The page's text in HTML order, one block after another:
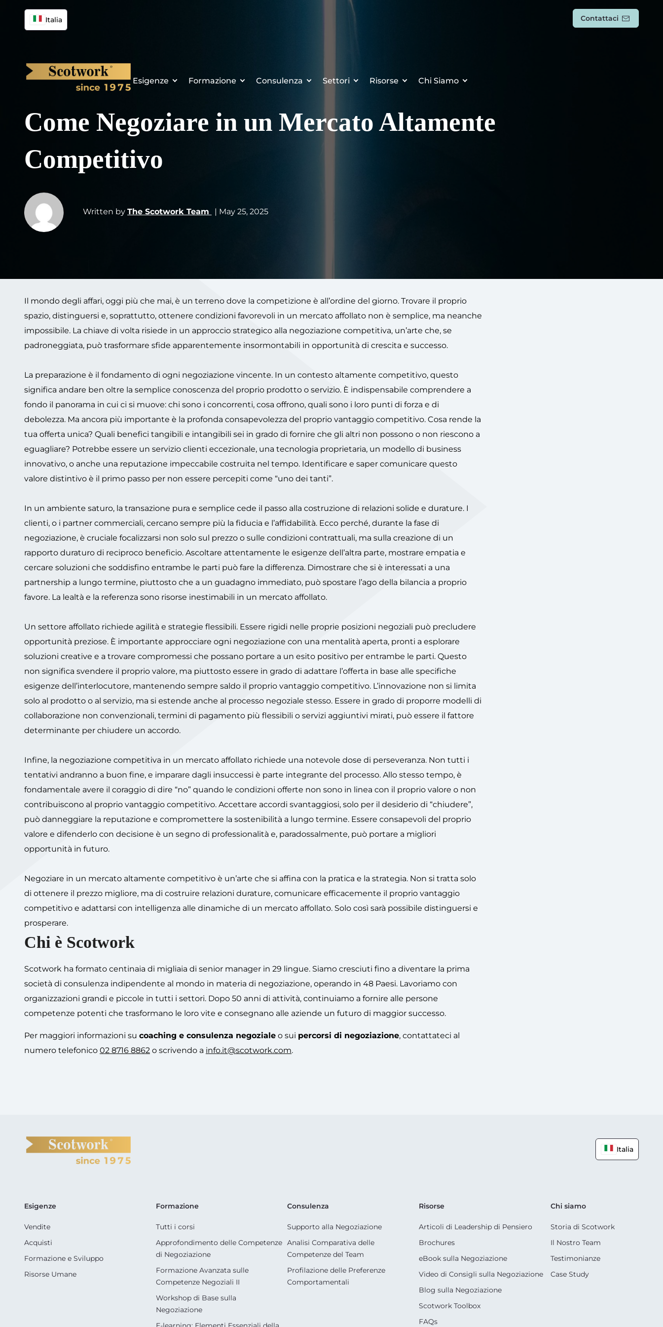
Italia Contattaci
Esigenze Formazione Consulenza Settori Risorse Chi Siamo
Come Negoziare in un Mercato Altamente
Competitivo
Written by The Scotwork Team | May 25, 2025
Il mondo degli affari, oggi più che mai, è un terreno dove la competizione è all’ordine del giorno. Trovare il proprio
spazio, distinguersi e, soprattutto, ottenere condizioni favorevoli in un mercato affollato non è semplice, ma neanche
impossibile. La chiave di volta risiede in un approccio strategico alla negoziazione competitiva, un’arte che, se
padroneggiata, può trasformare sfide apparentemente insormontabili in opportunità di crescita e successo.
La preparazione è il fondamento di ogni negoziazione vincente. In un contesto altamente competitivo, questo
significa andare ben oltre la semplice conoscenza del proprio prodotto o servizio. È indispensabile comprendere a
fondo il panorama in cui ci si muove: chi sono i concorrenti, cosa offrono, quali sono i loro punti di forza e di
debolezza. Ma ancora più importante è la profonda consapevolezza del proprio vantaggio competitivo. Cosa rende la
tua offerta unica? Quali benefici tangibili e intangibili sei in grado di fornire che gli altri non possono o non riescono a
eguagliare? Potrebbe essere un servizio clienti eccezionale, una tecnologia proprietaria, un modello di business
innovativo, o anche una reputazione impeccabile costruita nel tempo. Identificare e saper comunicare questo
valore distintivo è il primo passo per non essere percepiti come “uno dei tanti”.
In un ambiente saturo, la transazione pura e semplice cede il passo alla costruzione di relazioni solide e durature. I
clienti, o i partner commerciali, cercano sempre più la fiducia e l’affidabilità. Ecco perché, durante la fase di
negoziazione, è cruciale focalizzarsi non solo sul prezzo o sulle condizioni contrattuali, ma sulla creazione di un
rapporto duraturo di reciproco beneficio. Ascoltare attentamente le esigenze dell’altra parte, mostrare empatia e
cercare soluzioni che soddisfino entrambe le parti può fare la differenza. Dimostrare che si è interessati a una
partnership a lungo termine, piuttosto che a un guadagno immediato, può spostare l’ago della bilancia a proprio
favore. La lealtà e la referenza sono risorse inestimabili in un mercato affollato.
Un settore affollato richiede agilità e strategie flessibili. Essere rigidi nelle proprie posizioni negoziali può precludere
opportunità preziose. È importante approcciare ogni negoziazione con una mentalità aperta, pronti a esplorare
soluzioni creative e a trovare compromessi che possano portare a un esito positivo per entrambe le parti. Questo
non significa svendere il proprio valore, ma piuttosto essere in grado di adattare l’offerta in base alle specifiche
esigenze dell’interlocutore, mantenendo sempre saldo il proprio vantaggio competitivo. L’innovazione non si limita
solo al prodotto o al servizio, ma si estende anche al processo negoziale stesso. Essere in grado di proporre modelli di
collaborazione non convenzionali, termini di pagamento più flessibili o servizi aggiuntivi mirati, può essere il fattore
determinante per chiudere un accordo.
Infine, la negoziazione competitiva in un mercato affollato richiede una notevole dose di perseveranza. Non tutti i
tentativi andranno a buon fine, e imparare dagli insuccessi è parte integrante del processo. Allo stesso tempo, è
fondamentale avere il coraggio di dire “no” quando le condizioni offerte non sono in linea con il proprio valore o non
contribuiscono al proprio vantaggio competitivo. Accettare accordi svantaggiosi, solo per il desiderio di “chiudere”,
può danneggiare la reputazione e compromettere la sostenibilità a lungo termine. Essere consapevoli del proprio
valore e difenderlo con decisione è un segno di professionalità e, paradossalmente, può portare a migliori
opportunità in futuro.
Negoziare in un mercato altamente competitivo è un’arte che si affina con la pratica e la strategia. Non si tratta solo
di ottenere il prezzo migliore, ma di costruire relazioni durature, comunicare efficacemente il proprio vantaggio
competitivo e adattarsi con intelligenza alle dinamiche di un mercato affollato. Solo così sarà possibile distinguersi e
prosperare.
Chi è Scotwork
Scotwork ha formato centinaia di migliaia di senior manager in 29 lingue. Siamo cresciuti fino a diventare la prima
società di consulenza indipendente al mondo in materia di negoziazione, operando in 48 Paesi. Lavoriamo con
organizzazioni grandi e piccole in tutti i settori. Dopo 50 anni di attività, continuiamo a fornire alle persone
competenze potenti che trasformano le loro vite e consegnano alle aziende un futuro di maggior successo.
Per maggiori informazioni su coaching e consulenza negoziale o sui percorsi di negoziazione, contattateci al
numero telefonico 02 8716 8862 o scrivendo a info.it@scotwork.com.
Italia
Esigenze
Vendite
Acquisti
Formazione e Sviluppo
Risorse Umane
Formazione
Tutti i corsi
Approfondimento delle Competenze
di Negoziazione
Formazione Avanzata sulle
Competenze Negoziali II
Workshop di Base sulla
Negoziazione
Consulenza
Supporto alla Negoziazione
Analisi Comparativa delle
Competenze del Team
Profilazione delle Preferenze
Comportamentali
Risorse
Articoli di Leadership di Pensiero
Brochures
eBook sulla Negoziazione
Video di Consigli sulla Negoziazione
Blog sulla Negoziazione
Scotwork Toolbox
FAQs
Chi siamo
Storia di Scotwork
Il Nostro Team
Testimonianze
Case Study